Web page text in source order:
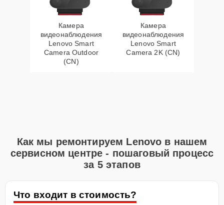
Камера
видеонаблюдения
Lenovo Smart
Camera Outdoor
(CN)
Камера
видеонаблюдения
Lenovo Smart
Camera 2K (CN)
Как мы ремонтируем Lenovo в нашем
сервисном центре - пошаговый процесс
за 5 этапов
Что входит в стоимость?